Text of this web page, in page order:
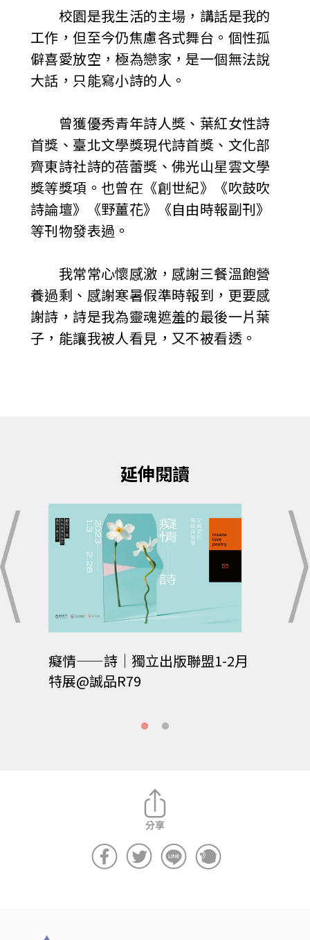
校園是我生活的主場，講話是我的
工作，但至今仍焦慮各式舞台。個性孤
僻喜愛放空，極為戀家，是一個無法說
大話，只能寫小詩的人。
曾獲優秀青年詩人獎、葉紅女性詩
首獎、臺北文學獎現代詩首獎、文化部
齊東詩社詩的蓓蕾獎、佛光山星雲文學
獎等獎項。也曾在《創世紀》《吹鼓吹
詩論壇》《野薑花》《自由時報副刊》
等刊物發表過。
我常常心懷感激，感謝三餐溫飽營
養過剩、感謝寒暑假準時報到，更要感
謝詩，詩是我為靈魂遮羞的最後一片葉
子，能讓我被人看見，又不被看透。
延伸閱讀
癡情——詩｜獨立出版聯盟1-2月
特展@誠品R79